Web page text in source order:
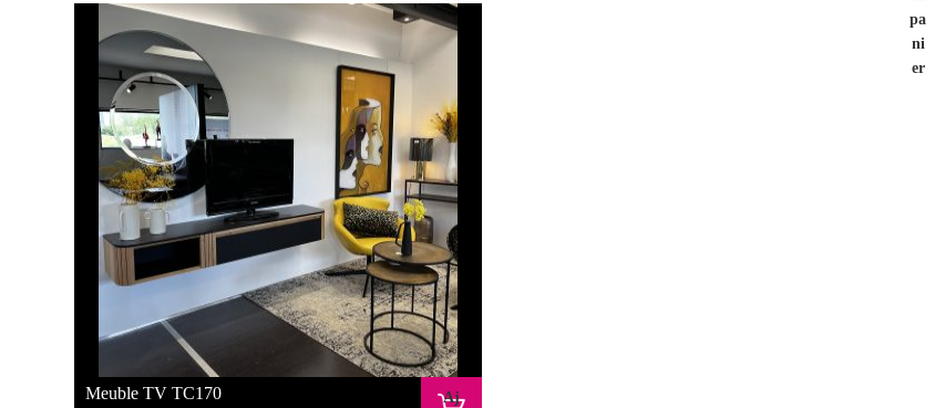
pa
ni
pa
ni
er
Aj
Meuble TV TC170